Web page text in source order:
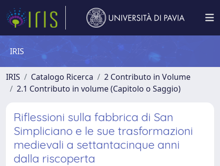
IRIS
IRIS Catalogo Ricerca
2 Contributo in Volume
2.1 Contributo in volume (Capitolo o Saggio)
Riflessioni sulla fabbrica di San
Simpliciano e le sue trasformazioni
medievali a settantacinque anni
dalla riscoperta